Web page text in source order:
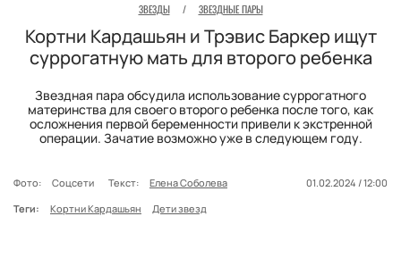
ЗВЕЗДЫ / ЗВЕЗДНЫЕ ПАРЫ
Кортни Кардашьян и Трэвис Баркер ищут
суррогатную мать для второго ребенка
Звездная пара обсудила использование суррогатного
материнства для своего второго ребенка после того, как
осложнения первой беременности привели к экстренной
операции. Зачатие возможно уже в следующем году.
Фото: Соцсети Текст: Елена Соболева
01.02.2024 / 12:00
Теги:
Кортни Кардашьян Дети звезд